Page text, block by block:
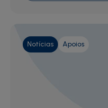
Notícias Apoios